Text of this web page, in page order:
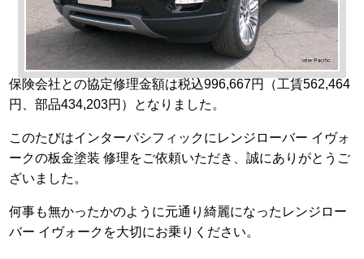
保険会社との協定修理金額は税込996,667円（工賃562,464
円、部品434,203円）となりました。
このたびはインターパシフィックにレンジローバー イヴォ
ークの板金塗装 修理をご依頼いただき、誠にありがとうご
ざいました。
何事も無かったかのように元通り綺麗になったレンジロー
バー イヴォークを大切にお乗りください。